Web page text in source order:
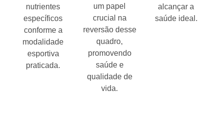
nutrientes
específicos
conforme a
modalidade
esportiva
praticada.
um papel
crucial na
reversão desse
quadro,
promovendo
saúde e
qualidade de
vida.
alcançar a
saúde ideal.